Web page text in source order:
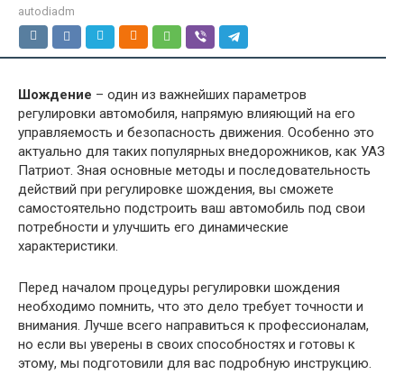
autodiadm
Шождение – один из важнейших параметров
регулировки автомобиля, напрямую влияющий на его
управляемость и безопасность движения. Особенно это
актуально для таких популярных внедорожников, как УАЗ
Патриот. Зная основные методы и последовательность
действий при регулировке шождения, вы сможете
самостоятельно подстроить ваш автомобиль под свои
потребности и улучшить его динамические
характеристики.
Перед началом процедуры регулировки шождения
необходимо помнить, что это дело требует точности и
внимания. Лучше всего направиться к профессионалам,
но если вы уверены в своих способностях и готовы к
этому, мы подготовили для вас подробную инструкцию.